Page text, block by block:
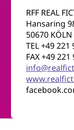
RFF REAL
Hansaring
50670 KÖLN
TEL +49 221
FAX +49